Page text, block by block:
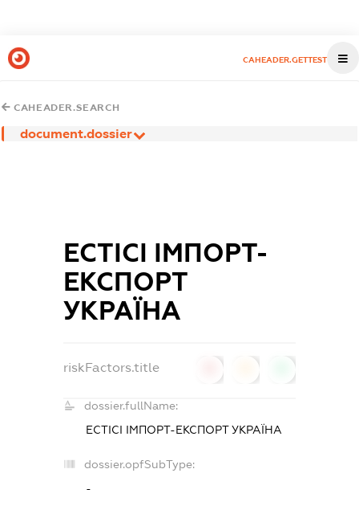
CAHEADER.GETTEST
CAHEADER.SEARCH
document.dossier
ЕСТІСІ ІМПОРТ-
ЕКСПОРТ
УКРАЇНА
riskFactors.title
dossier.fullName:
ЕСТІСІ ІМПОРТ-ЕКСПОРТ УКРАЇНА
dossier.opfSubType:
-